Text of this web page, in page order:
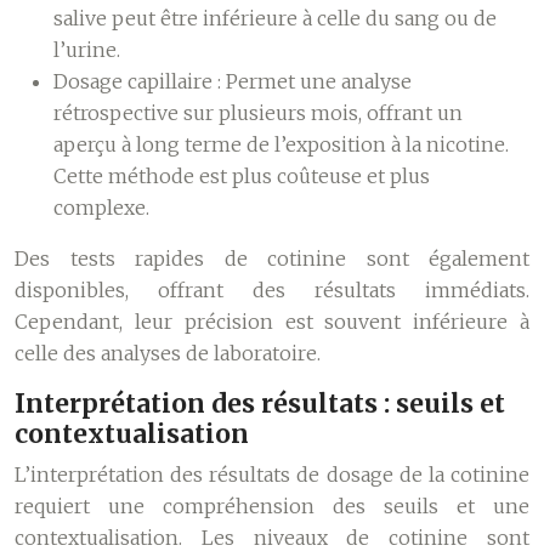
salive peut être inférieure à celle du sang ou de
l’urine.
Dosage capillaire : Permet une analyse
rétrospective sur plusieurs mois, offrant un
aperçu à long terme de l’exposition à la nicotine.
Cette méthode est plus coûteuse et plus
complexe.
Des tests rapides de cotinine sont également
disponibles, offrant des résultats immédiats.
Cependant, leur précision est souvent inférieure à
celle des analyses de laboratoire.
Interprétation des résultats : seuils et
contextualisation
L’interprétation des résultats de dosage de la cotinine
requiert une compréhension des seuils et une
contextualisation. Les niveaux de cotinine sont